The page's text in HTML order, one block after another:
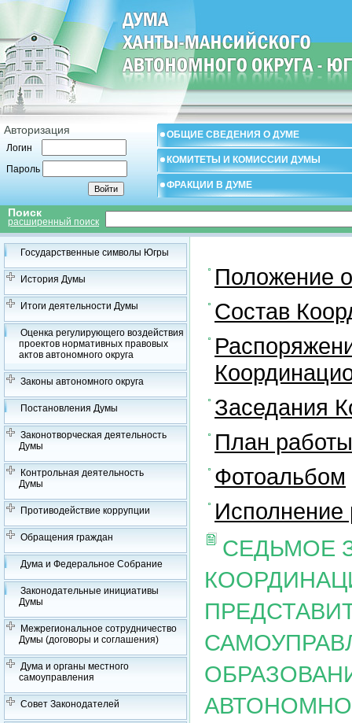
Авторизация
Логин
Пароль
ОБЩИЕ СВЕДЕНИЯ О ДУМЕ
КОМИТЕТЫ И КОМИССИИ ДУМЫ
ФРАКЦИИ В ДУМЕ
Поиск
расширенный поиск
Государственные символы Югры
История Думы
Итоги деятельности Думы
Оценка регулирующего воздействия
проектов нормативных правовых
актов автономного округа
Законы автономного округа
Постановления Думы
Законотворческая деятельность
Думы
Контрольная деятельность
Думы
Противодействие коррупции
Обращения граждан
Дума и Федеральное Собрание
Законодательные инициативы
Думы
Межрегиональное сотрудничество
Думы (договоры и соглашения)
Дума и органы местного
самоуправления
Совет Законодателей
Положение
Состав
Заседания
План
Фотоальбом
Исполнение
СЕДЬМОЕ